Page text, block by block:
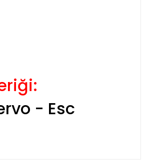
- Esc